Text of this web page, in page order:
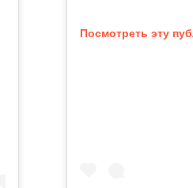
Посмотреть эту